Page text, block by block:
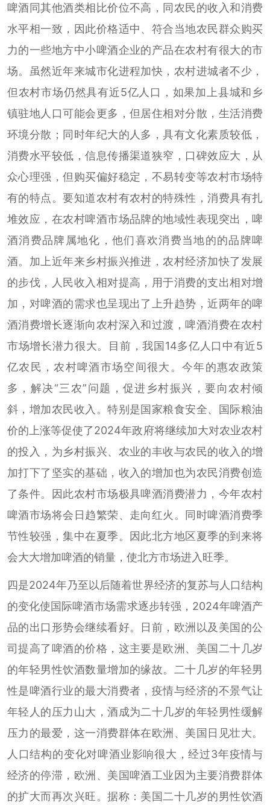
啤酒同其他酒类相比价位不高，同农民的收入和消费
水平相一致，因此价格适中、符合当地农民群众购买
力的一些地方中小啤酒企业的产品在农村有很大的市
场。虽然近年来城市化进程加快，农村进城者不少，
但农村市场仍然具有近5亿人口，如果加上县城和乡
镇驻地人口可能会更多，但居住相对分散，生活消费
环境分散；同时年纪大的人多，具有文化素质较低，
消费水平较低，信息传播渠道狭窄，口碑效应大，从
众心理强，但购买偏好稳定，不易转变等农村市场特
有的特点。要知道农村有农村的特殊性，消费具有扎
堆效应，在农村啤酒市场品牌的地域性表现突出，啤
酒消费品牌属地化，他们喜欢消费当地的的品牌啤
酒。加上近年来乡村振兴推进，农村经济加快了发展
的步伐，人民收入相对提高，用于消费的支出相对增
加，对啤酒的需求也呈现出了上升趋势，近两年的啤
酒消费增长逐渐向农村深入和过渡，啤酒消费在农村
市场增长潜力很大。目前，我国14多亿人口中有近5
亿农民，农村啤酒市场空间很大。今年的惠农政策
多，解决“三农”问题，促进乡村振兴，要向农村倾
斜，增加农民收入。特别是国家粮食安全、国际粮油
价的上涨等促使了2024年政府将继续加大对农业农村
的投入，为乡村振兴、农业的丰收与农民的收入的增
加打下了坚实的基础，收入的增加也为农民消费创造
了条件。因此农村市场极具啤酒消费潜力，今年农村
啤酒市场将会日趋繁荣、走向红火。同时啤酒消费季
节性较强，集中在夏季。因此北方地区夏季的到来将
会大大增加啤酒的销量，使北方市场进入旺季。
四是2024年乃至以后随着世界经济的复苏与人口结构
的变化使国际啤酒市场需求逐步转强，2024年啤酒产
品的出口形势会继续看好。日前，欧洲以及美国的公
司提高了啤酒的价格，这主要是欧洲、美国二十几岁
的年轻男性饮酒数量增加的缘故。二十几岁的年轻男
性是啤酒行业的最大消费者，疫情与经济的不景气让
年轻人的压力山大，酒成为二十几岁的年轻男性缓解
压力的最爱，这一消费群体在欧洲、美国日见壮大。
人口结构的变化对啤酒业影响很大，经过3年疫情与
经济的停滞，欧洲、美国啤酒工业因为主要消费群体
的扩大而再次兴旺。据称：美国二十几岁的男性饮酒